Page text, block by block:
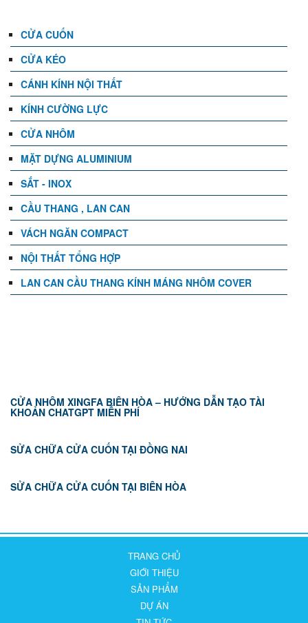
CỬA CUỐN
CỬA KÉO
CÁNH KÍNH NỘI THẤT
KÍNH CƯỜNG LỰC
CỬA NHÔM
MẶT DỰNG ALUMINIUM
SẮT - INOX
CẦU THANG , LAN CAN
VÁCH NGĂN COMPACT
NỘI THẤT TỔNG HỢP
LAN CAN CẦU THANG KÍNH MÁNG NHÔM COVER
CỬA NHÔM XINGFA BIÊN HÒA – HƯỚNG DẪN TẠO TÀI
KHOẢN CHATGPT MIỄN PHÍ
SỬA CHỮA CỬA CUỐN TẠI ĐỒNG NAI
SỬA CHỮA CỬA CUỐN TẠI BIÊN HÒA
TRANG CHỦ
GIỚI THIỆU
SẢN PHẨM
DỰ ÁN